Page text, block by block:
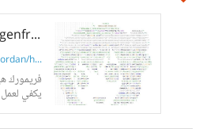
DilawskyJordan/hydrogenframework
h...
فريمورك
يكفي